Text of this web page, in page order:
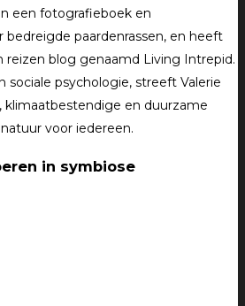
een fotografieboek en
bedreigde paardenrassen, en heeft
reizen blog genaamd Living Intrepid.
sociale psychologie, streeft Valerie
klimaatbestendige en duurzame
voor iedereen.
in symbiose